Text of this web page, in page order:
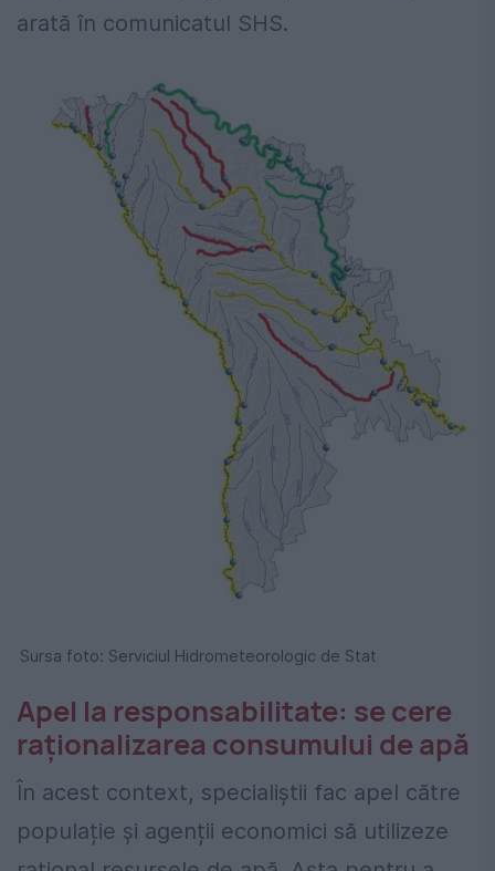
arată în comunicatul SHS.
Sursa foto: Serviciul Hidrometeorologic de Stat
Apel la responsabilitate: se cere
raționalizarea consumului de apă
În acest context, specialiștii fac apel către
populație și agenții economici să utilizeze